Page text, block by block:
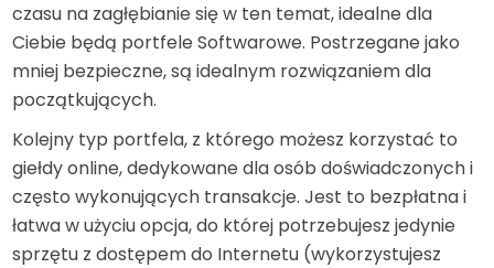
czasu na zagłębianie się w ten temat, idealne dla
Ciebie będą portfele Softwarowe. Postrzegane jako
mniej bezpieczne, są idealnym rozwiązaniem dla
początkujących.
Kolejny typ portfela, z którego możesz korzystać to
giełdy online, dedykowane dla osób doświadczonych i
często wykonujących transakcje. Jest to bezpłatna i
łatwa w użyciu opcja, do której potrzebujesz jedynie
sprzętu z dostępem do Internetu (wykorzystujesz